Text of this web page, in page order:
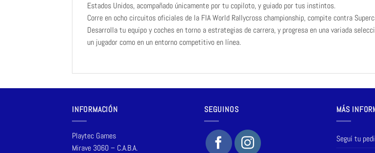
Estados Unidos, acompañado únicamente por tu copiloto, y guiado por tus instintos.
Corre en ocho circuitos oficiales de la FIA World Rallycross championship, compite contra
Desarrolla tu equipo y coches en torno a estrategias de carrera, y progresa en una variada
un jugador como en un entorno competitivo en línea.
INFORMACIÓN
Playtec Games
Mirave 3060 – C.A.B.A.
SEGUINOS MÁS
Seguí tu